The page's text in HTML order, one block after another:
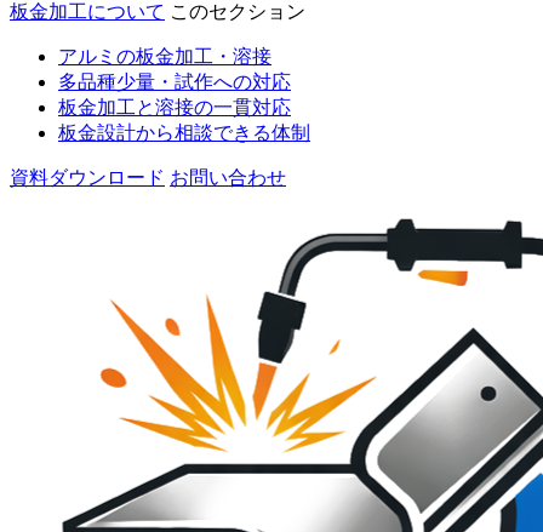
板金加工について このセクション
アルミの板金加工・溶接
多品種少量・試作への対応
板金加工と溶接の一貫対応
板金設計から相談できる体制
資料ダウンロード お問い合わせ